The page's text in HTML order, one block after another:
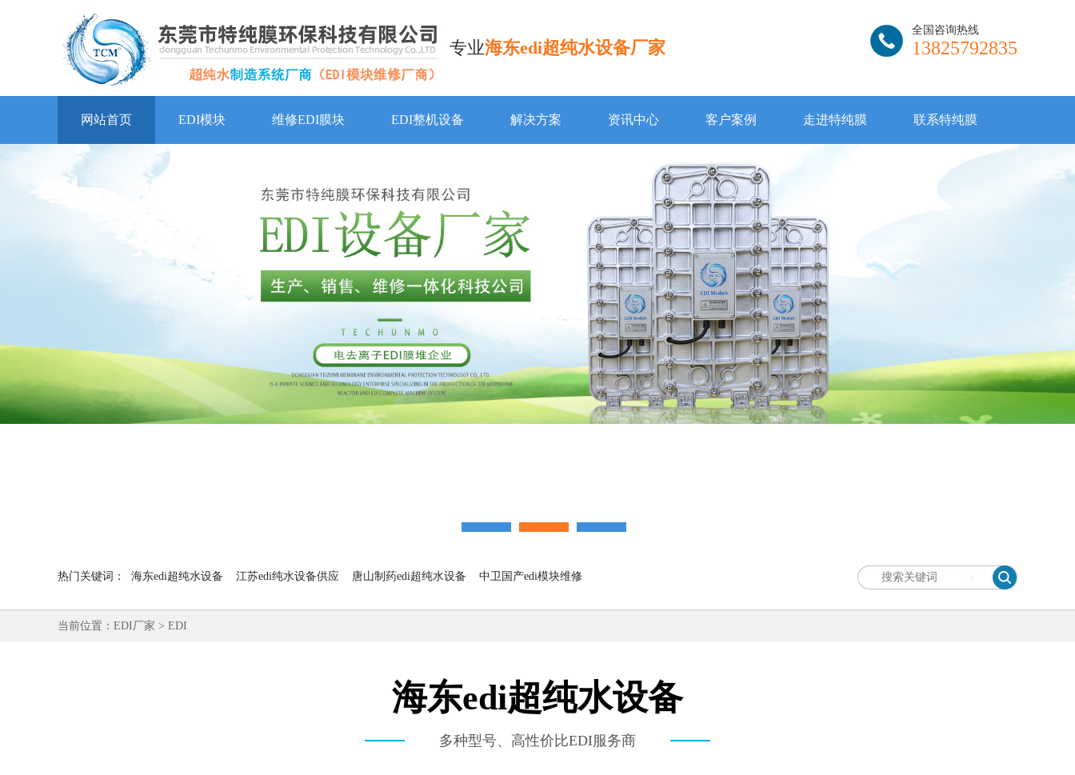
专业海东edi超纯水设备厂家
全国咨询热线
13825792835
网站首页 EDI模块 维修EDI膜块 EDI整机设备 解决方案 资讯中心 客户案例 走进特纯膜 联系特纯膜
热门关键词： 海东edi超纯水设备 江苏edi纯水设备供应 唐山制药edi超纯水设备 中卫国产edi模块维修
当前位置： EDI厂家 > EDI
海东edi超纯水设备
多种型号、高性价比EDI服务商